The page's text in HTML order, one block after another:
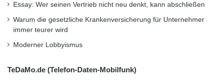
Essay: Wer seinen Vertrieb nicht neu denkt, kann abschließen
Warum die gesetzliche Krankenversicherung für Unternehmer
immer teurer wird
Moderner Lobbyismus
TeDaMo.de (Telefon-Daten-Mobilfunk)